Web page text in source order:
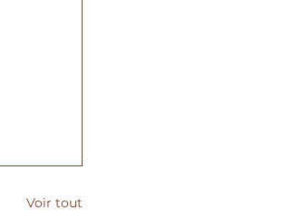
Voir tout